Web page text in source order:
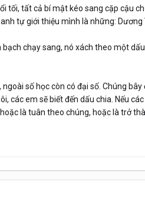
tối, tất cả bí mật kéo sang cặp cậu
tự giới thiệu mình là những: Dương
chạy sang, nó xách theo một
số học còn có đại số. Chúng
các em sẽ biết đến dấu chia. Nếu
là tuân theo chúng, hoặc là trở